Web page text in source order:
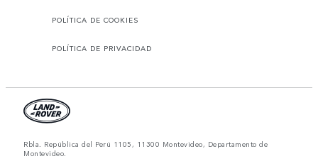
POLÍTICA DE COOKIES
POLÍTICA DE PRIVACIDAD
Rbla. República del Perú 1105, 11300 Montevideo, Departamento de
Montevideo.